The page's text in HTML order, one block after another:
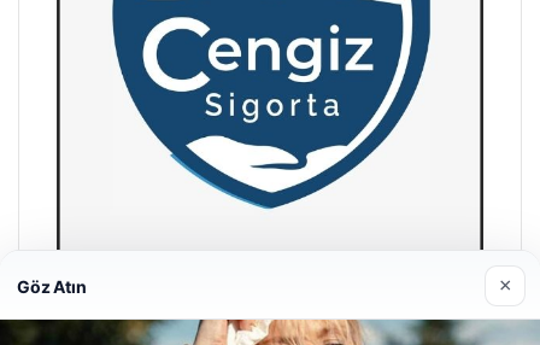
Hastaş Beton
Göz Atın ×